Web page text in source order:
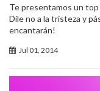
Te presentamos un top
Dile no a la tristeza y
encantarán!
Jul 01, 2014